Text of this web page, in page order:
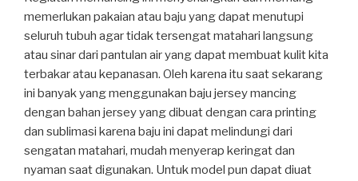
memerlukan pakaian atau baju yang dapat menutupi
seluruh tubuh agar tidak tersengat matahari langsung
atau sinar dari pantulan air yang dapat membuat kulit kita
terbakar atau kepanasan. Oleh karena itu saat sekarang
ini banyak yang menggunakan baju jersey mancing
dengan bahan jersey yang dibuat dengan cara printing
dan sublimasi karena baju ini dapat melindungi dari
sengatan matahari, mudah menyerap keringat dan
nyaman saat digunakan. Untuk model pun dapat diuat